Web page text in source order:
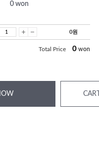
0 won
0원
Total Price 0 won
CART